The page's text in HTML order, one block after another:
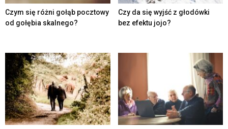
Czym się różni gołąb pocztowy
od gołębia skalnego?
Czy da się wyjść z głodówki
bez efektu jojo?